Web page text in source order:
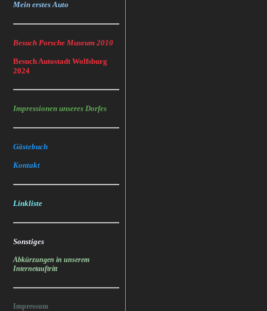
Mein erstes Auto
Besuch Porsche Museum 2010
Besuch Autostadt Wolfsburg
2024
Impressionen unseres Dorfes
Gästebuch
Kontakt
Linkliste
Sonstiges
Abkürzungen in unserem
Internetauftritt
Impressum